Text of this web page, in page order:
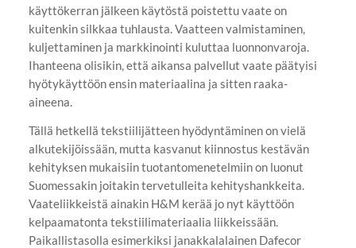
käyttökerran jälkeen käytöstä poistettu vaate on
kuitenkin silkkaa tuhlausta. Vaatteen valmistaminen,
kuljettaminen ja markkinointi kuluttaa luonnonvaroja.
Ihanteena olisikin, että aikansa palvellut vaate päätyisi
hyötykäyttöön ensin materiaalina ja sitten raaka-
aineena.
Tällä hetkellä tekstiilijätteen hyödyntäminen on vielä
alkutekijöissään, mutta kasvanut kiinnostus kestävän
kehityksen mukaisiin tuotantomenetelmiin on luonut
Suomessakin joitakin tervetulleita kehityshankkeita.
Vaateliikkeistä ainakin H&M kerää jo nyt käyttöön
kelpaamatonta tekstiilimateriaalia liikkeissään.
Paikallistasolla esimerkiksi janakkalalainen Dafecor